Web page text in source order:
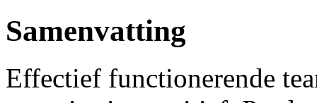
Samenvatting
Effectief functionerende